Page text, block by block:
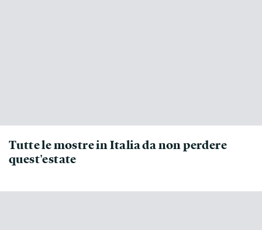
Tutte le mostre in Italia da non perdere
quest'estate